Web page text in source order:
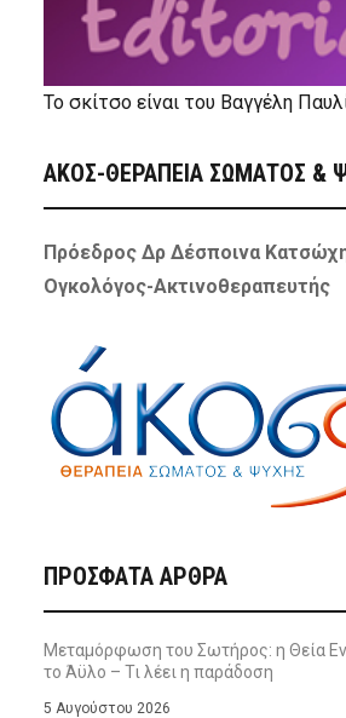
Το σκίτσο είναι του Βαγγέλη
ΑΚΟΣ-ΘΕΡΑΠΕΙΑ ΣΩΜΑΤΟΣ &
Πρόεδρος Δρ Δέσποινα
Ογκολόγος-Ακτινοθεραπευτής
ΠΡΌΣΦΑΤΑ ΆΡΘΡΑ
Μεταμόρφωση του Σωτήρος: η Θεία
το Άϋλο – Τι λέει η παράδοση
5 Αυγούστου 2026